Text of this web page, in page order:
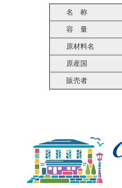
名 称
容 量
原材料名
原産国
販売者